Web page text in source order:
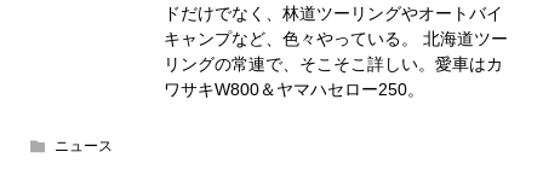
ドだけでなく、林道ツーリングやオートバイ
キャンプなど、色々やっている。 北海道ツー
リングの常連で、そこそこ詳しい。愛車はカ
ワサキW800＆ヤマハセロー250。
ニュース